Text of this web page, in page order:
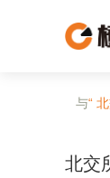
与“
北交